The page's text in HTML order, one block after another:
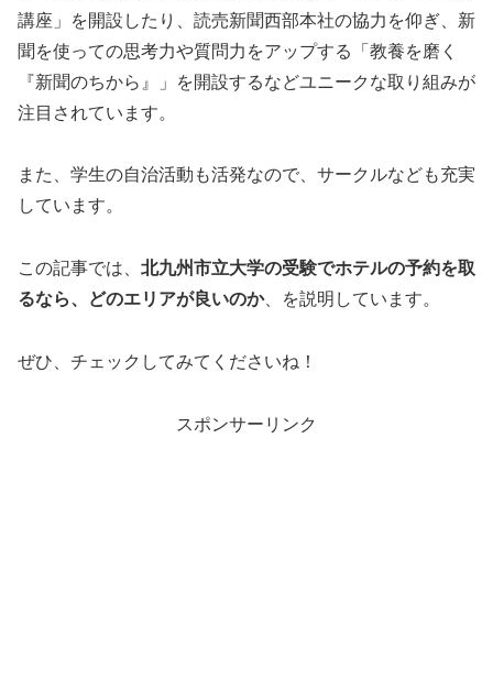
講座」を開設したり、読売新聞西部本社の協力を仰ぎ、新
聞を使っての思考力や質問力をアップする「教養を磨く
『新聞のちから』」を開設するなどユニークな取り組みが
注目されています。
また、学生の自治活動も活発なので、サークルなども充実
しています。
この記事では、 北九州市立大学の受験でホテルの予約を取
るなら、どのエリアが良いのか、を説明しています。
ぜひ、チェックしてみてくださいね！
スポンサーリンク